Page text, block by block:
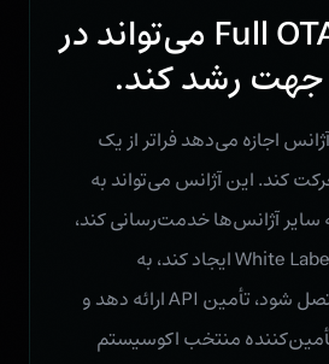
یک آژانس Full OTA می‌تواند در
رشد کند.
آژانس اجازه می‌دهد فراتر از یک
کند. این آژانس می‌تواند به
سایر آژانس‌ها خدمت‌رسانی کند،
موجودی توزیع کند، White Label ایجاد کند، به
پلتفرم‌های خارجی متصل شود، تأمین API ارائه دهد و
منتخب اکوسیستم